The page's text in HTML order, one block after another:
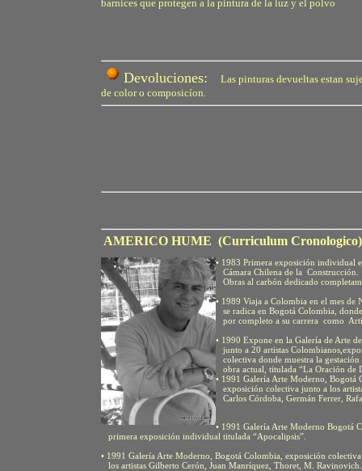
barnices que protegen a la pintura de la luz y el polvo
Devoluciones:
Las pinturas devueltas estan
de color o composicíon
AMERICO HUME (Curriculum Cronologico)
• 1983 Primera exposición individual
Cámara Chilena de la Construcción.
Obras al carbón dedicado
• 1989 Viaja a Colombia en el mes de
se radica en Bogotá Colombia,
por completo a su carrera como
• 1990 Expone en la Galería de Arte
junto a 20 artistas
colectiva donde muestra la gestación
obra actual, titulada “La Oración de
• 1991 Galería Arte Moderno, Bogotá
exposición colectiva junto a los
Carlos Córdoba, Germán Ferrer,
• 1991 Galería Arte Moderno Bogotá
primera exposición individual titulada “Apocalipsis”.
• 1991 Galería Arte Moderno, Bogotá Colombia, exposición
los artistas Gilberto Cerón, Juan Manríquez, Thoret, M. Ravinovich.